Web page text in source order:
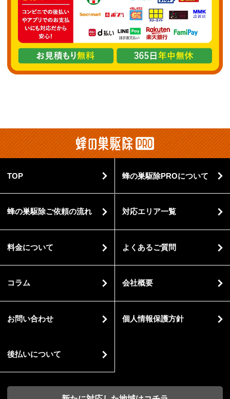
TOP 蜂の巣駆除PROについて
蜂の巣駆除ご依頼の流れ 対応エリア一覧
料金について よくあるご質問
コラム 会社概要
お問い合わせ 個人情報保護方針
後払いについて